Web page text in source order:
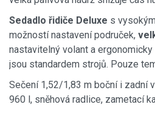
Sedadlo řidiče Deluxe s
možností nastavení područek,
nastavitelný volant a
jsou standardem strojů. Pouze
Sečení 1,52/1,83 m boční i zadní
960 l, sněhová radlice, zametací